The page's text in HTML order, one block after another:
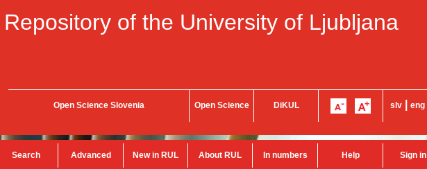
Repository of the University of Ljubljana
Open Science Slovenia Open Science DiKUL slv eng
Search Advanced New in RUL About RUL In numbers Help Sign in